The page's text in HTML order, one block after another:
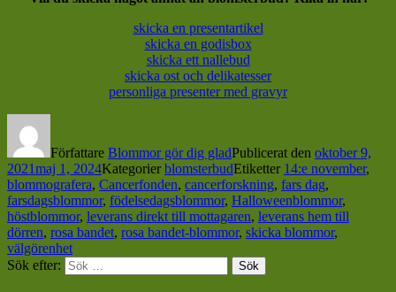
skicka en presentartikel
skicka en godisbox
skicka ett nallebud
skicka ost och delikatesser
personliga presenter med gravyr
Författare Blommor gör dig gladPublicerat den oktober 9,
2021maj 1, 2024Kategorier blomsterbudEtiketter 14:e november,
blommografera, Cancerfonden, cancerforskning, fars dag,
farsdagsblommor, födelsedagsblommor, Halloweenblommor,
höstblommor, leverans direkt till mottagaren, leverans hem till
dörren, rosa bandet, rosa bandet-blommor, skicka blommor,
välgörenhet
Sök efter:
Sök